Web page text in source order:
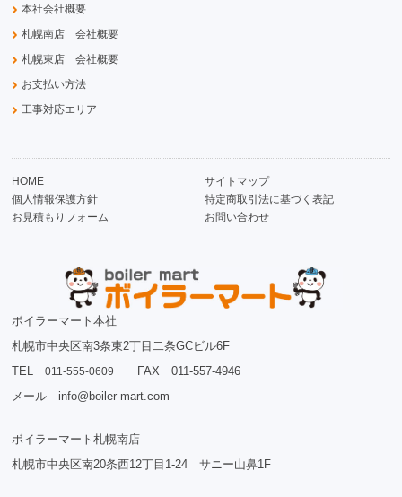
本社会社概要
札幌南店 会社概要
札幌東店 会社概要
お支払い方法
工事対応エリア
HOME
サイトマップ
個人情報保護方針
特定商取引法に基づく表記
お見積もりフォーム
お問い合わせ
ボイラーマート本社
札幌市中央区南3条東2丁目二条GCビル6F
TEL011-555-0609
FAX 011-557-4946
メール info@boiler-mart.com
ボイラーマート札幌南店
札幌市中央区南20条西12丁目1-24 サニー山鼻1F